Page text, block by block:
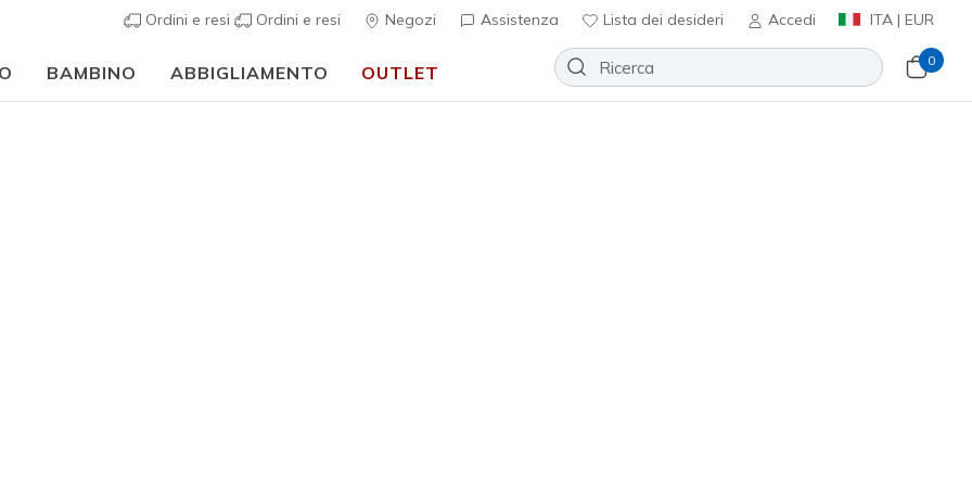
Ordini e resi Ordini e resi Negozi Assistenza Lista dei desideri Accedi ITA | EUR
BAMBINO ABBIGLIAMENTO OUTLET
0